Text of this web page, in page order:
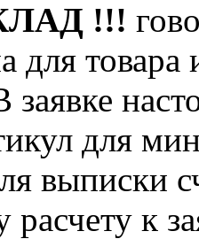
!!!
для
заявке
для
выписки
расчету к